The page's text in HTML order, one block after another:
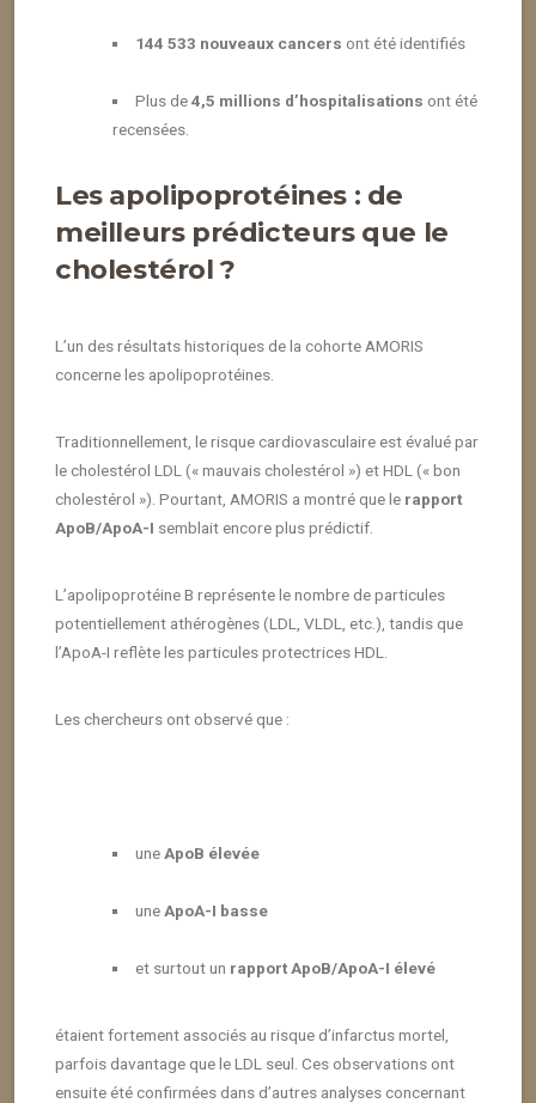
144 533 nouveaux cancers ont été identifiés
Plus de4,5 millions d’hospitalisations ont été
recensées.
Les apolipoprotéines : de
meilleurs prédicteurs que le
cholestérol ?
L’un des résultats historiques de la cohorte AMORIS
concerne les apolipoprotéines.
Traditionnellement, le risque cardiovasculaire est évalué par
le cholestérol LDL (« mauvais cholestérol ») et HDL (« bon
cholestérol »). Pourtant, AMORIS a montré que le rapport
ApoB/ApoA-I semblait encore plus prédictif.
L’apolipoprotéine B représente le nombre de particules
potentiellement athérogènes (LDL, VLDL, etc.), tandis que
l’ApoA-I reflète les particules protectrices HDL.
Les chercheurs ont observé que :
une ApoB élevée
une ApoA-I basse
et surtout un rapport ApoB/ApoA-I élevé
étaient fortement associés au risque d’infarctus mortel,
parfois davantage que le LDL seul. Ces observations ont
ensuite été confirmées dans d’autres analyses concernant